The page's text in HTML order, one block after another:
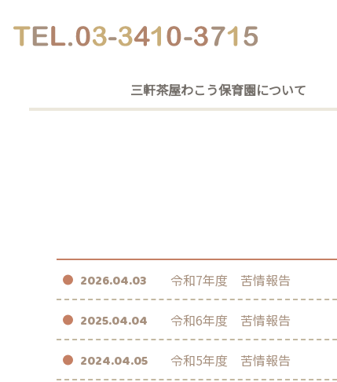
三軒茶屋わこう保育園について
2026.04.03 令和7年度 苦情報告
2025.04.04 令和6年度 苦情報告
2024.04.05 令和5年度 苦情報告